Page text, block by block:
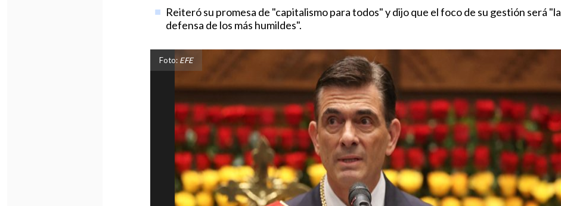
Reiteró su promesa de "capitalismo para todos" y dijo que el foco de su gestión será "la
defensa de los más humildes".
Foto: EFE